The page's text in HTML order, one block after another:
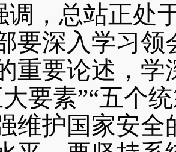
调，总站正处
要深入学习
重要论述，
要素”“五个
维护国家安